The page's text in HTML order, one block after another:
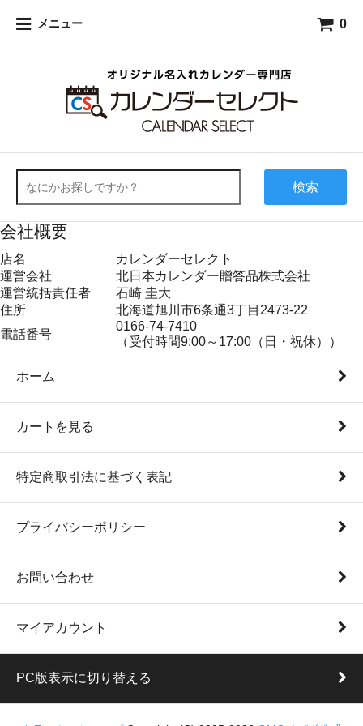
メニュー 0
検索
会社概要
店名
カレンダーセレクト
運営会社
北日本カレンダー贈答品株式会社
運営統括責任者
石崎 圭大
住所
北海道旭川市6条通3丁目2473-22
電話番号
0166-74-7410
（受付時間9:00～17:00（日・祝休））
ホーム
カートを見る
特定商取引法に基づく表記
プライバシーポリシー
お問い合わせ
マイアカウント
PC版表示に切り替える